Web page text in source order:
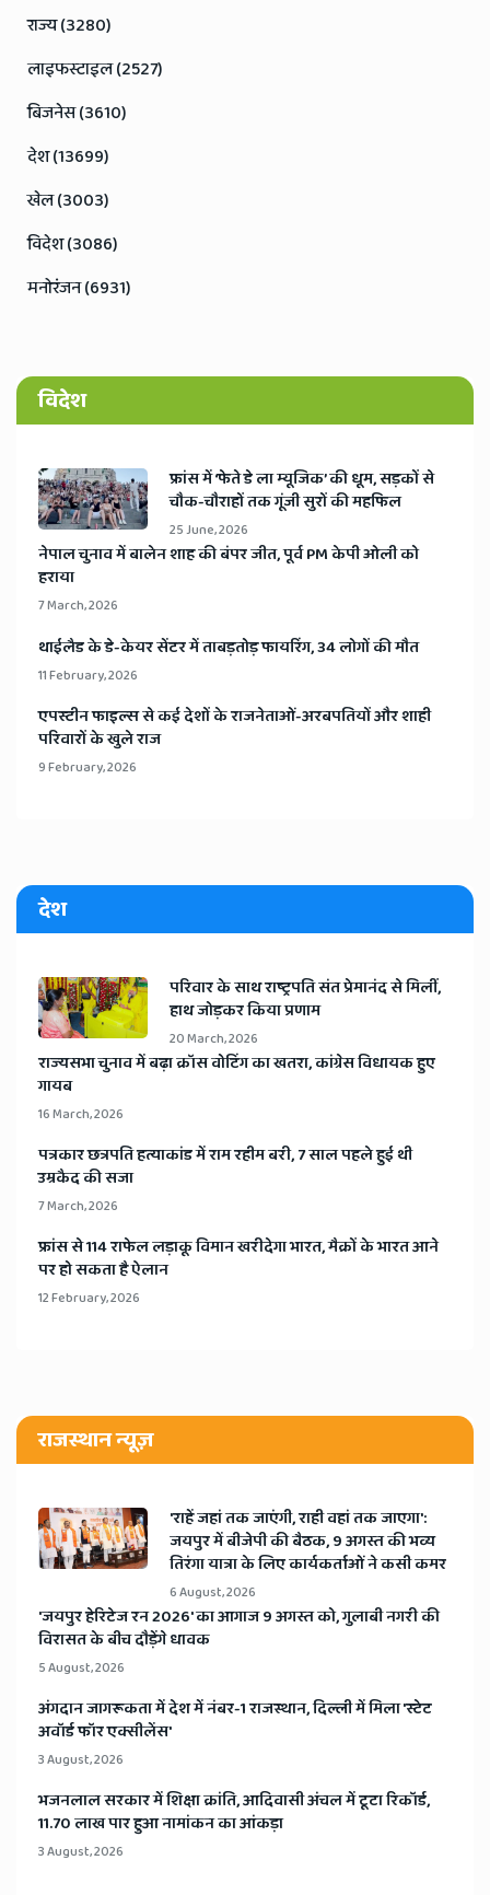
राज्य (3280)
लाइफस्टाइल (2527)
बिजनेस (3610)
देश (13699)
खेल (3003)
विदेश (3086)
मनोरंजन (6931)
विदेश
​फ्रांस में ‘फेते डे ला म्यूजिक’ की धूम, सड़कों से
चौक-चौराहों तक गूंजी सुरों की महफिल
25 June, 2026
​नेपाल चुनाव में बालेन शाह की बंपर जीत, पूर्व PM केपी ओली को
हराया
7 March, 2026
​थाईलैड के डे-केयर सेंटर में ताबड़तोड़ फायरिंग, 34 लोगों की मौत
11 February, 2026
​एपस्टीन फाइल्स से कई देशों के राजनेताओं-अरबपतियों और शाही
परिवारों के खुले राज
9 February, 2026
देश
​परिवार के साथ राष्ट्रपति संत प्रेमानंद से मिलीं,
हाथ जोड़कर किया प्रणाम
20 March, 2026
​राज्यसभा चुनाव में बढ़ा क्रॉस वोटिंग का खतरा, कांग्रेस विधायक हुए
गायब
16 March, 2026
​पत्रकार छत्रपति हत्याकांड में राम रहीम बरी, 7 साल पहले हुई थी
उम्रकैद की सजा
7 March, 2026
​फ्रांस से 114 राफेल लड़ाकू विमान खरीदेगा भारत, मैक्रों के भारत आने
पर हो सकता है ऐलान
12 February, 2026
राजस्थान न्यूज़
'राहें जहां तक जाएंगी, राही वहां तक जाएगा':
जयपुर में बीजेपी की बैठक, 9 अगस्त की भव्य
तिरंगा यात्रा के लिए कार्यकर्ताओं ने कसी कमर
6 August, 2026
​'जयपुर हेरिटेज रन 2026' का आगाज 9 अगस्त को, गुलाबी नगरी की
विरासत के बीच दौड़ेंगे धावक
5 August, 2026
अंगदान जागरूकता में देश में नंबर-1 राजस्थान, दिल्ली में मिला 'स्टेट
अवॉर्ड फॉर एक्सीलेंस'
3 August, 2026
भजनलाल सरकार में शिक्षा क्रांति, आदिवासी अंचल में टूटा रिकॉर्ड,
11.70 लाख पार हुआ नामांकन का आंकड़ा
3 August, 2026